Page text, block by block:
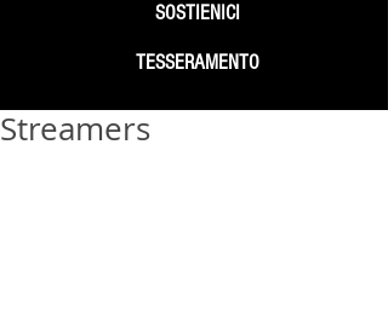
SOSTIENICI
TESSERAMENTO
Streamers